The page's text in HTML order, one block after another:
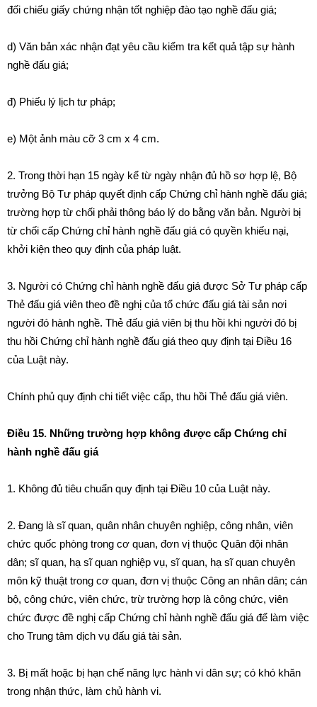
đối chiếu giấy chứng nhận tốt nghiệp đào tạo nghề đấu giá;
d) Văn bản xác nhận đạt yêu cầu kiểm tra kết quả tập sự hành
nghề đấu giá;
đ) Phiếu lý lịch tư pháp;
e) Một ảnh màu cỡ 3 cm x 4 cm.
2. Trong thời hạn 15 ngày kể từ ngày nhận đủ hồ sơ hợp lệ, Bộ
trưởng Bộ Tư pháp quyết định cấp Chứng chỉ hành nghề đấu giá;
trường hợp từ chối phải thông báo lý do bằng văn bản. Người bị
từ chối cấp Chứng chỉ hành nghề đấu giá có quyền khiếu nại,
khởi kiện theo quy định của pháp luật.
3. Người có Chứng chỉ hành nghề đấu giá được Sở Tư pháp cấp
Thẻ đấu giá viên theo đề nghị của tổ chức đấu giá tài sản nơi
người đó hành nghề. Thẻ đấu giá viên bị thu hồi khi người đó bị
thu hồi Chứng chỉ hành nghề đấu giá theo quy định tại Điều 16
của Luật này.
Chính phủ quy định chi tiết việc cấp, thu hồi Thẻ đấu giá viên.
Điều 15. Những trường hợp không được cấp Chứng chỉ
hành nghề đấu giá
1. Không đủ tiêu chuẩn quy định tại Điều 10 của Luật này.
2. Đang là sĩ quan, quân nhân chuyên nghiệp, công nhân, viên
chức quốc phòng trong cơ quan, đơn vị thuộc Quân đội nhân
dân; sĩ quan, hạ sĩ quan nghiệp vụ, sĩ quan, hạ sĩ quan chuyên
môn kỹ thuật trong cơ quan, đơn vị thuộc Công an nhân dân; cán
bộ, công chức, viên chức, trừ trường hợp là công chức, viên
chức được đề nghị cấp Chứng chỉ hành nghề đấu giá để làm việc
cho Trung tâm dịch vụ đấu giá tài sản.
3. Bị mất hoặc bị hạn chế năng lực hành vi dân sự; có khó khăn
trong nhận thức, làm chủ hành vi.